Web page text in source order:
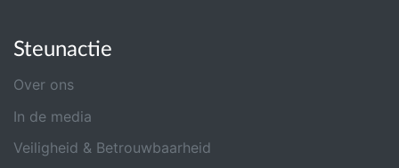
Steunactie
Over ons
In de media
Veiligheid & Betrouwbaarheid